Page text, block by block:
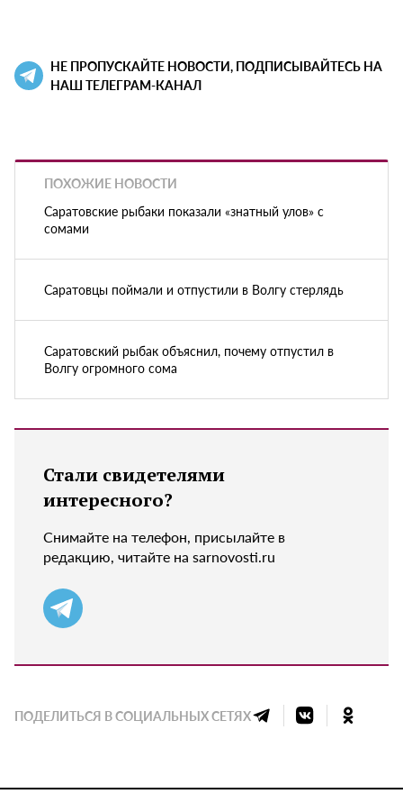
НЕ ПРОПУСКАЙТЕ НОВОСТИ, ПОДПИСЫВАЙТЕСЬ НА
НАШ ТЕЛЕГРАМ-КАНАЛ
ПОХОЖИЕ НОВОСТИ
Саратовские рыбаки показали «знатный улов» с
сомами
Саратовцы поймали и отпустили в Волгу стерлядь
Саратовский рыбак объяснил, почему отпустил в
Волгу огромного сома
Стали свидетелями
интересного?
Снимайте на телефон, присылайте в
редакцию, читайте на sarnovosti.ru
ПОДЕЛИТЬСЯ В СОЦИАЛЬНЫХ СЕТЯХ